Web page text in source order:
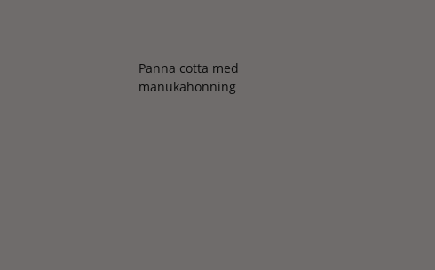
Panna cotta med
manukahonning